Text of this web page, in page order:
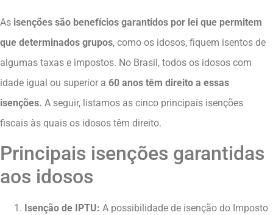
As isenções são benefícios garantidos por lei que permitem
que determinados grupos, como os idosos, fiquem isentos de
algumas taxas e impostos. No Brasil, todos os idosos com
idade igual ou superior a 60 anos têm direito a essas
isenções. A seguir, listamos as cinco principais isenções
fiscais às quais os idosos têm direito.
Principais isenções garantidas
aos idosos
Isenção de IPTU: A possibilidade de isenção do Imposto